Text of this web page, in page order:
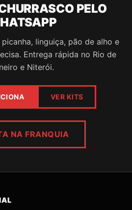
PELO
linguiça, pão de alho e
Entrega rápida no Rio de
e Niterói.
VER KITS
NA FRANQUIA